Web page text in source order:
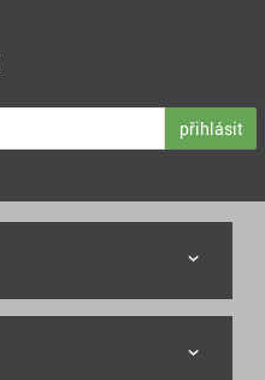
přihlásit